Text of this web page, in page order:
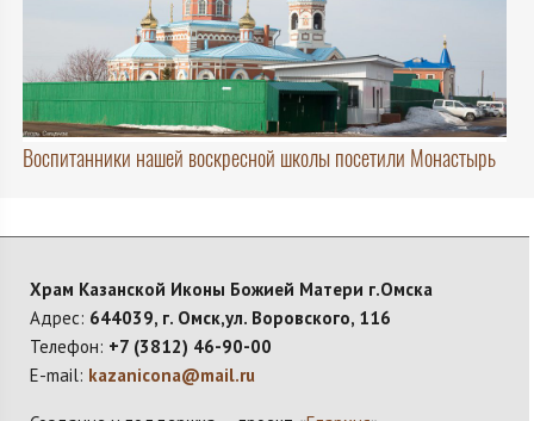
Воспитанники нашей воскресной школы посетили Монастырь
Храм Казанской Иконы Божией Матери г.Омска
Адрес: 644039, г. Омск,ул. Воровского, 116
Телефон: +7 (3812) 46-90-00
E-mail: kazanicona@mail.ru